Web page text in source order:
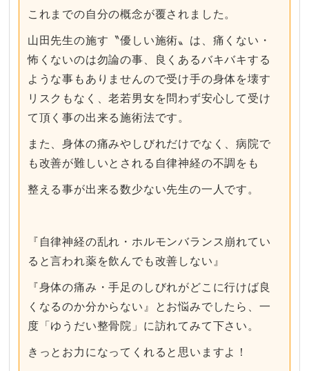
これまでの自分の概念が覆されました。
山田先生の施す〝優しい施術〟は、痛くない・
怖くないのは勿論の事、良くあるバキバキする
ような事もありませんので受け手の身体を壊す
リスクもなく、老若男女を問わず安心して受け
て頂く事の出来る施術法です。
また、身体の痛みやしびれだけでなく、病院で
も改善が難しいとされる自律神経の不調をも
整える事が出来る数少ない先生の一人です。
『自律神経の乱れ・ホルモンバランス崩れてい
ると言われ薬を飲んでも改善しない』
『身体の痛み・手足のしびれがどこに行けば良
くなるのか分からない』とお悩みでしたら、一
度「ゆうだい整骨院」に訪れてみて下さい。
きっとお力になってくれると思いますよ！